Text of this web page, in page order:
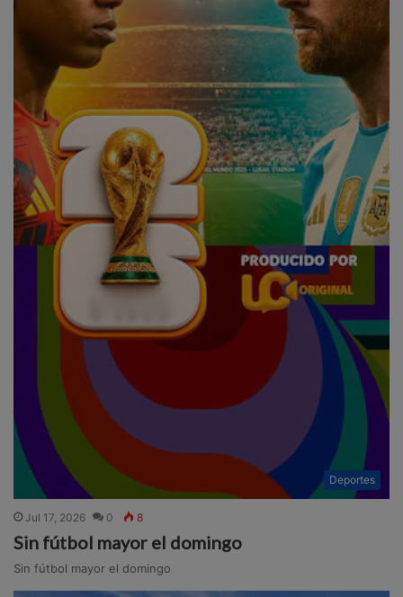
Deportes
Jul 17, 2026 0 8
Sin fútbol mayor el domingo
Sin fútbol mayor el domingo